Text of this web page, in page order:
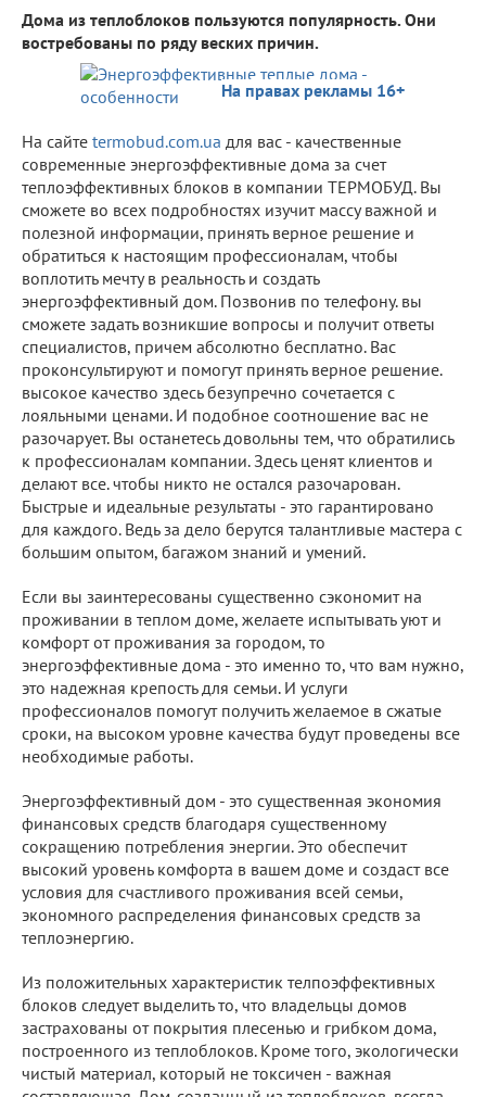
Дома из теплоблоков пользуются популярность. Они
востребованы по ряду веских причин.
На правах рекламы 16+
На сайте termobud.com.ua для вас - качественные
современные энергоэффективные дома за счет
теплоэффективных блоков в компании ТЕРМОБУД. Вы
сможете во всех подробностях изучит массу важной и
полезной информации, принять верное решение и
обратиться к настоящим профессионалам, чтобы
воплотить мечту в реальность и создать
энергоэффективный дом. Позвонив по телефону. вы
сможете задать возникшие вопросы и получит ответы
специалистов, причем абсолютно бесплатно. Вас
проконсультируют и помогут принять верное решение.
высокое качество здесь безупречно сочетается с
лояльными ценами. И подобное соотношение вас не
разочарует. Вы останетесь довольны тем, что обратились
к профессионалам компании. Здесь ценят клиентов и
делают все. чтобы никто не остался разочарован.
Быстрые и идеальные результаты - это гарантировано
для каждого. Ведь за дело берутся талантливые мастера с
большим опытом, багажом знаний и умений.
Если вы заинтересованы существенно сэкономит на
проживании в теплом доме, желаете испытывать уют и
комфорт от проживания за городом, то
энергоэффективные дома - это именно то, что вам нужно,
это надежная крепость для семьи. И услуги
профессионалов помогут получить желаемое в сжатые
сроки, на высоком уровне качества будут проведены все
необходимые работы.
Энергоэффективный дом - это существенная экономия
финансовых средств благодаря существенному
сокращению потребления энергии. Это обеспечит
высокий уровень комфорта в вашем доме и создаст все
условия для счастливого проживания всей семьи,
экономного распределения финансовых средств за
теплоэнергию.
Из положительных характеристик телпоэффективных
блоков следует выделить то, что владельцы домов
застрахованы от покрытия плесенью и грибком дома,
построенного из теплоблоков. Кроме того, экологически
чистый материал, который не токсичен - важная